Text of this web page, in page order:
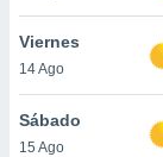
de que
sean
Viernes
14 Ago
Sábado
15 Ago